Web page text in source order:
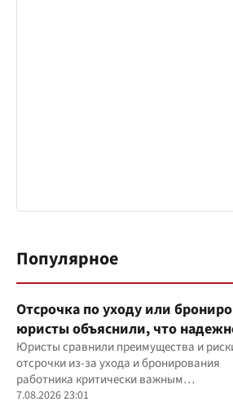
Популярное
Отсрочка по уходу или
юристы объяснили, что
Юристы сравнили преимущества и
отсрочки из-за ухода и бронирования
работника критически важным
предприятием
7.08.2026 23:01